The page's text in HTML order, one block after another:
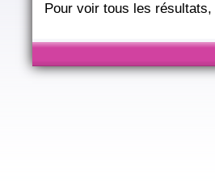
Pour voir tous les résultats,